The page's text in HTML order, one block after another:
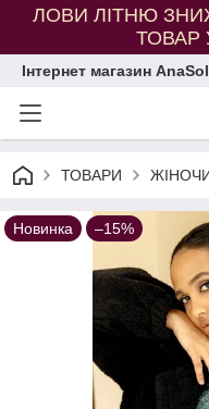
ЛОВИ ЛІТНЮ
ТОВАР
Інтернет магазин
ТОВАРИ
Новинка –15%